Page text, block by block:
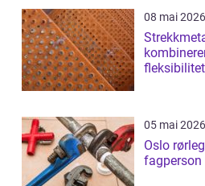
08 mai 2026
fleksibilitet
05 mai 2026
Oslo rørlegger slik
fagperson